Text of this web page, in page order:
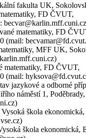
fakulta UK,
FD ČVUT,
matematiky, FD
(mail:
MFF UK,
matematiky, FD ČVUT,
(mail:
jazykové a odborné
náměstí 1,
škola
škola ekonomická,